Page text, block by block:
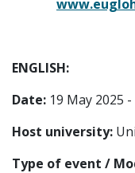
ENGLISH:
Date: 19 May 2025
Host university:
Type of event /